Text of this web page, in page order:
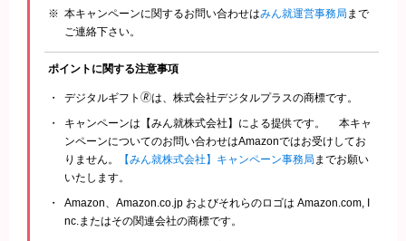
本キャンペーンに関するお問い合わせはみん就運営事務局 まで
ご連絡下さい。
ポイントに関する注意事項
デジタルギフト🄬は、株式会社デジタルプラスの商標です。
キャンペーンは【みん就株式会社】による提供です。 本キャ
ンペーンについてのお問い合わせはAmazonではお受けしてお
りません。
【みん就株式会社】キャンペーン事務局 までお願い
いたします。
Amazon、Amazon.co.jp およびそれらのロゴは Amazon.com, I
nc.またはその関連会社の商標です。